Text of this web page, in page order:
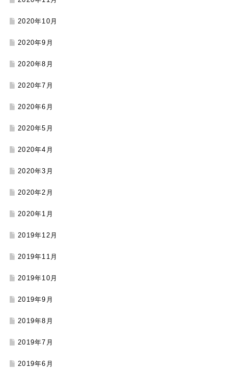
2020年10月
2020年9月
2020年8月
2020年7月
2020年6月
2020年5月
2020年4月
2020年3月
2020年2月
2020年1月
2019年12月
2019年11月
2019年10月
2019年9月
2019年8月
2019年7月
2019年6月